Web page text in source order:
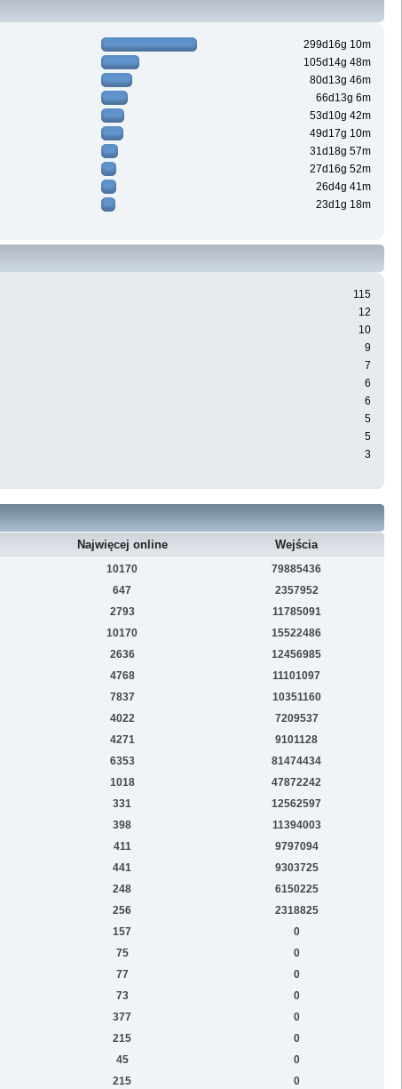
299d16g 10m
105d14g 48m
80d13g 46m
66d13g 6m
53d10g 42m
49d17g 10m
31d18g 57m
27d16g 52m
26d4g 41m
23d1g 18m
115
12
10
9
7
6
6
5
5
3
Najwięcej online Wejścia
10170
79885436
647
2357952
2793
11785091
10170
15522486
2636
12456985
4768
11101097
7837
10351160
4022
7209537
4271
9101128
6353
81474434
1018
47872242
331
12562597
398
11394003
411
9797094
441
9303725
248
6150225
256
2318825
157
0
75
0
77
0
73
0
377
0
215
0
45
0
215
0